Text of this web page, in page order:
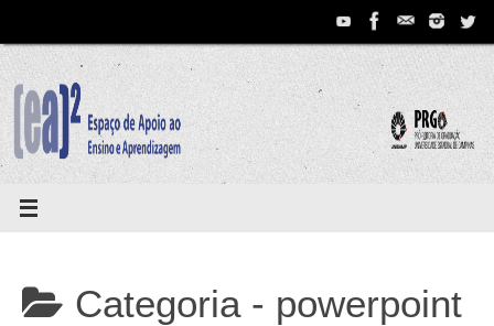
conteúdo
Categoria - powerpoint